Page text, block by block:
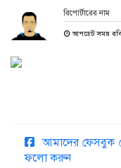
রিপোর্টারের নাম
আপডেট সময়
আমাদের ফেসবুক
ফলো করুন